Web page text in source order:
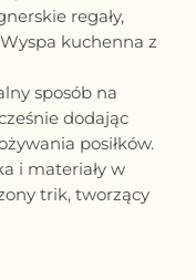
regały,
kuchenna z
sposób na
dodając
posiłków.
i materiały w
trik, tworzący